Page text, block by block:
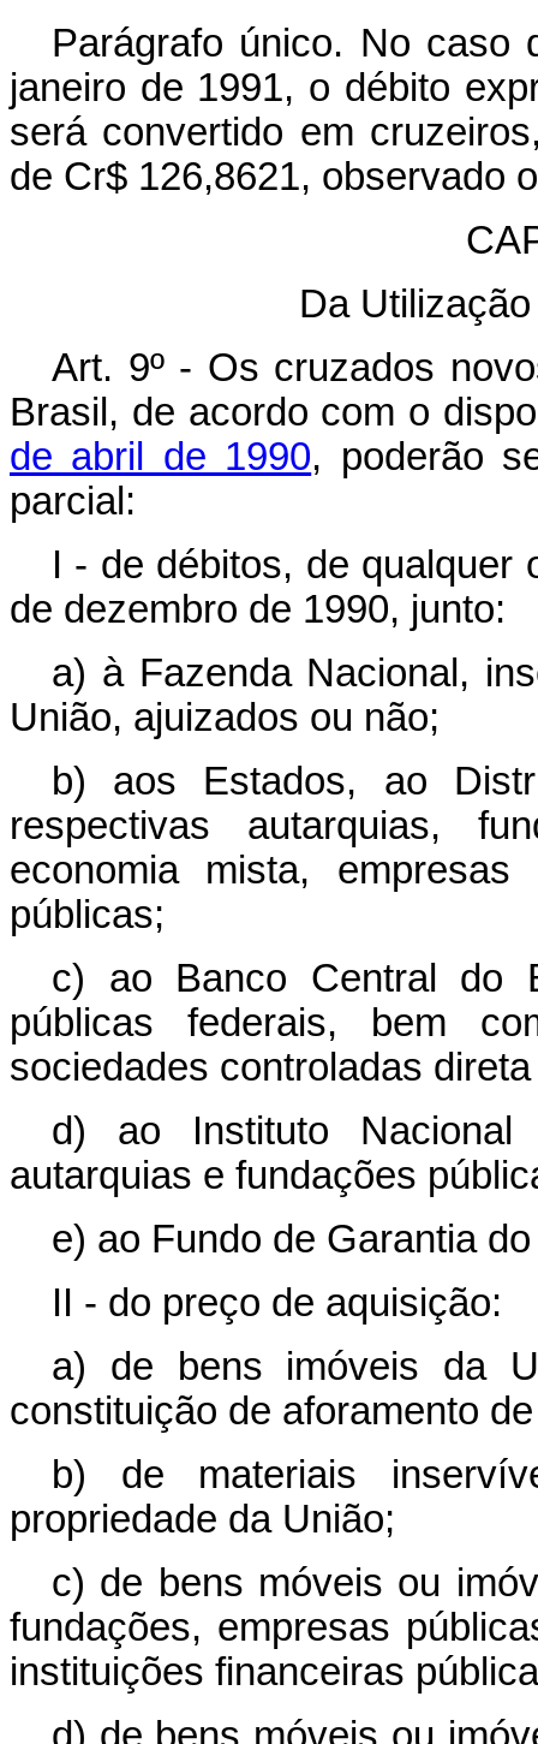
Parágrafo único. No caso
janeiro de 1991, o débito
será convertido em
de Cr$ 126,8621, observado
Da
Art. 9º - Os cruzados
Brasil, de acordo com o
de abril de 1990, poderão
parcial:
I - de débitos, de qualquer
de dezembro de 1990, junto:
a) à Fazenda Nacional,
União, ajuizados ou não;
b) aos Estados, ao
respectivas autarquias,
economia mista,
públicas;
c) ao Banco Central do
públicas federais, bem
sociedades controladas
d) ao Instituto
autarquias e fundações
e) ao Fundo de Garantia
II - do preço de aquisição:
a) de bens imóveis da
constituição de aforamento
b) de materiais
propriedade da União;
c) de bens móveis ou
fundações, empresas
instituições financeiras